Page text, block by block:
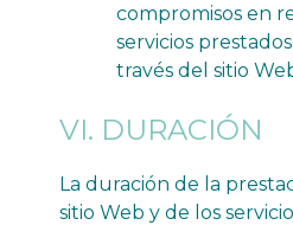
compromisos en
servicios
través del sitio
VI. DURACIÓN
La duración de la
sitio Web y de los